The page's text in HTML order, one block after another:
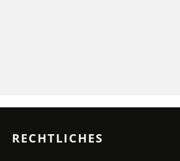
RECHTLICHES